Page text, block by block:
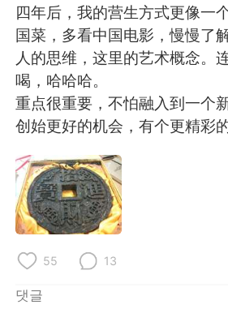
Deutsch 日本語
Русский
Indonesia Italiano
Português
四年后，我的营生方式更像一
国菜，多看中国电影，慢慢了
人的思维，这里的艺术概念。
喝，哈哈哈。
重点很重要，不怕融入到一个
创始更好的机会，有个更精彩的
55 13
댓글